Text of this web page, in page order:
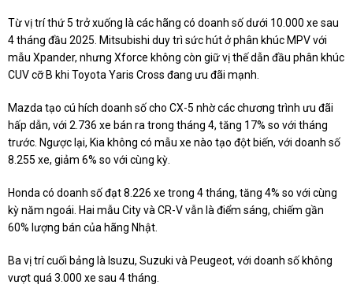
Từ vị trí thứ 5 trở xuống là các hãng có doanh số dưới 10.000 xe sau
4 tháng đầu 2025. Mitsubishi duy trì sức hút ở phân khúc MPV với
mẫu Xpander, nhưng Xforce không còn giữ vị thế dẫn đầu phân khúc
CUV cỡ B khi Toyota Yaris Cross đang ưu đãi mạnh.
Mazda tạo cú hích doanh số cho CX-5 nhờ các chương trình ưu đãi
hấp dẫn, với 2.736 xe bán ra trong tháng 4, tăng 17% so với tháng
trước. Ngược lại, Kia không có mẫu xe nào tạo đột biến, với doanh số
8.255 xe, giảm 6% so với cùng kỳ.
Honda có doanh số đạt 8.226 xe trong 4 tháng, tăng 4% so với cùng
kỳ năm ngoái. Hai mẫu City và CR-V vẫn là điểm sáng, chiếm gần
60% lượng bán của hãng Nhật.
Ba vị trí cuối bảng là Isuzu, Suzuki và Peugeot, với doanh số không
vượt quá 3.000 xe sau 4 tháng.